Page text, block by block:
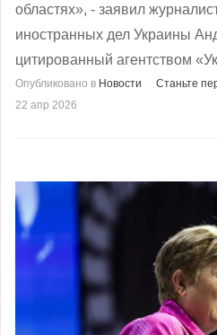
областях», - заявил
иностранных дел Украины
цитированный агентством
Опубликовано в Новости
Станьте
22 апр 2026